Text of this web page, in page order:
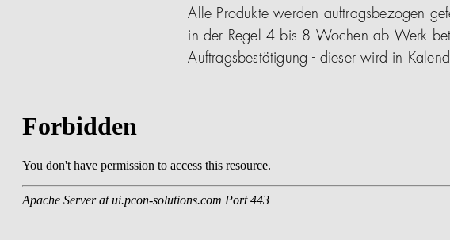
Alle Produkte werden auftragsbezogen
in der Regel 4 bis 8 Wochen ab Werk
Auftragsbestätigung - dieser wird in